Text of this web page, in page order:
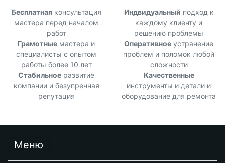
Бесплатнаяконсультация
мастера перед началом
работ
Индвидуальный подход к
каждому клиенту и
решению проблемы
Грамотные мастера и
специалисты с опытом
работы более 10 лет
Оперативное устранение
проблем и поломок любой
сложности
Стабильное развитие
компании и безупречная
репутация
Качественные
инструменты и детали и
оборудование для ремонта
Меню